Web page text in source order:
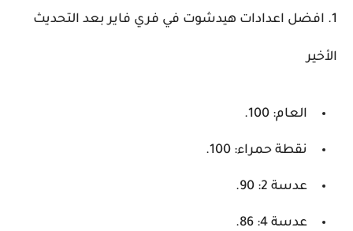
اعدادات هيدشوت في فري فاير بعد التحديث
العام: 100.
نقطة حمراء: 100.
عدسة 2: 90.
عدسة 4: 86.